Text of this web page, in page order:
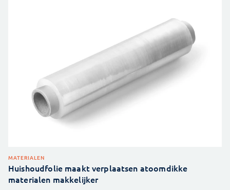
MATERIALEN
Huishoudfolie maakt verplaatsen atoomdikke
materialen makkelijker